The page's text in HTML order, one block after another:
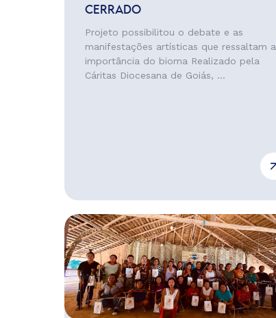
CERRADO
Projeto possibilitou o debate e as
manifestações artísticas que ressaltam a
importância do bioma Realizado pela
Cáritas Diocesana de Goiás, ...